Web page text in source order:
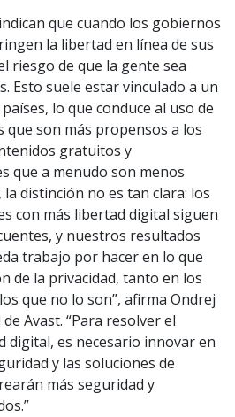
que cuando los gobiernos
la libertad en línea de sus
riesgo de que la gente sea
Esto suele estar vinculado a un
lo que conduce al uso de
que son más propensos a los
gratuitos y
que a menudo son menos
distinción no es tan clara: los
con más libertad digital siguen
y nuestros resultados
trabajo por hacer en lo que
de la privacidad, tanto en los
que no lo son”, afirma Ondrej
Avast. “Para resolver el
digital, es necesario innovar en
y las soluciones de
más seguridad y